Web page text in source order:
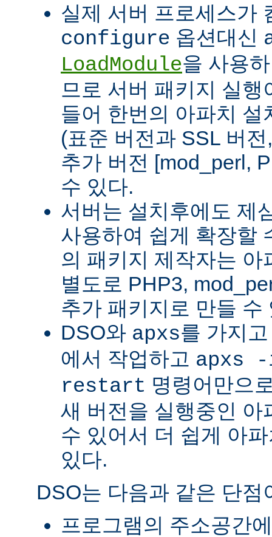
실제 서버 프로세스가
configure 옵션대신
LoadModule을 사용
므로 서버 패키지 실행
들어 한번의 아파치 설
(표준 버전과 SSL 버
추가 버전 [mod_perl,
수 있다.
서버는 설치후에도 제
사용하여 쉽게 확장할
의 패키지 제작자는 아
별도로 PHP3,
추가 패키지로 만들 수
DSO와 apxs를 가지
에서 작업하고 apxs
restart 명령어만으
새 버전을 실행중인 아
수 있어서 더 쉽게 아
있다.
DSO는 다음과 같은 단점
프로그램의 주소공간